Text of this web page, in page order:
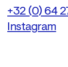
+32 (0) 64
Instagram